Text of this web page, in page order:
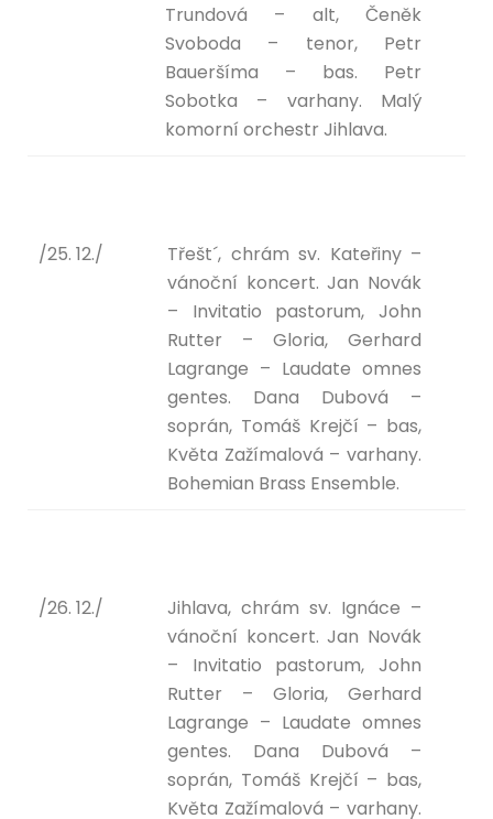
Trundová – alt, Čeněk
Svoboda – tenor, Petr
Baueršíma – bas. Petr
Sobotka – varhany. Malý
komorní orchestr Jihlava.
/25. 12./
Třešt´, chrám sv. Kateřiny –
vánoční koncert. Jan Novák
– Invitatio pastorum, John
Rutter – Gloria, Gerhard
Lagrange – Laudate omnes
gentes. Dana Dubová –
soprán, Tomáš Krejčí – bas,
Květa Zažímalová – varhany.
Bohemian Brass Ensemble.
/26. 12./
Jihlava, chrám sv. Ignáce –
vánoční koncert. Jan Novák
– Invitatio pastorum, John
Rutter – Gloria, Gerhard
Lagrange – Laudate omnes
gentes. Dana Dubová –
soprán, Tomáš Krejčí – bas,
Květa Zažímalová – varhany.